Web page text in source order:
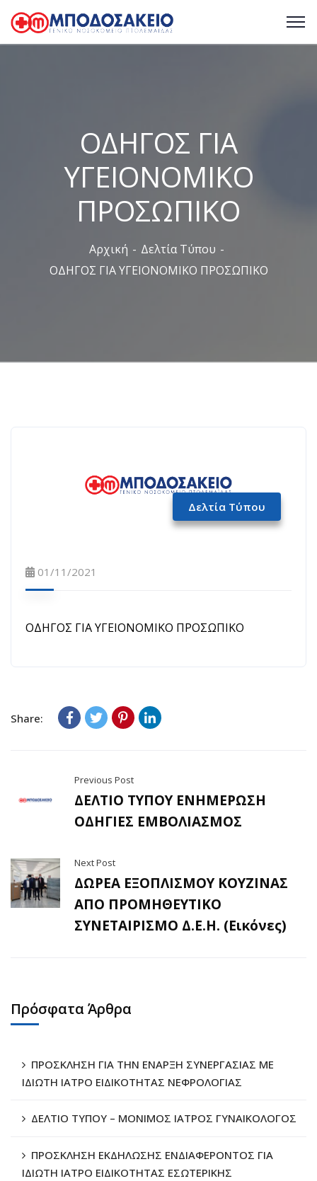
ΟΔΗΓΟΣ ΓΙΑ
ΥΓΕΙΟΝΟΜΙΚΟ
ΠΡΟΣΩΠΙΚΟ
Αρχική
Δελτία Τύπου
ΟΔΗΓΟΣ ΓΙΑ ΥΓΕΙΟΝΟΜΙΚΟ ΠΡΟΣΩΠΙΚΟ
Δελτία Τύπου
01/11/2021
ΟΔΗΓΟΣ ΓΙΑ ΥΓΕΙΟΝΟΜΙΚΟ ΠΡΟΣΩΠΙΚΟ
Share:
Previous Post
ΔΕΛΤΙΟ ΤΥΠΟΥ ΕΝΗΜΕΡΩΣΗ
ΟΔΗΓΙΕΣ ΕΜΒΟΛΙΑΣΜΟΣ
Next Post
ΔΩΡΕΑ ΕΞΟΠΛΙΣΜΟΥ ΚΟΥΖΙΝΑΣ
ΑΠΟ ΠΡΟΜΗΘΕΥΤΙΚΟ
ΣΥΝΕΤΑΙΡΙΣΜΟ Δ.Ε.Η. (Εικόνες)
Πρόσφατα Άρθρα
ΠΡΟΣΚΛΗΣΗ ΓΙΑ ΤΗΝ ΕΝΑΡΞΗ ΣΥΝΕΡΓΑΣΙΑΣ ΜΕ
ΙΔΙΩΤΗ ΙΑΤΡΟ ΕΙΔΙΚΟΤΗΤΑΣ ΝΕΦΡΟΛΟΓΙΑΣ
ΔΕΛΤΙΟ ΤΥΠΟΥ – ΜΟΝΙΜΟΣ ΙΑΤΡΟΣ ΓΥΝΑΙΚΟΛΟΓΟΣ
ΠΡΟΣΚΛΗΣΗ ΕΚΔΗΛΩΣΗΣ ΕΝΔΙΑΦΕΡΟΝΤΟΣ ΓΙΑ
ΙΔΙΩΤΗ ΙΑΤΡΟ ΕΙΔΙΚΟΤΗΤΑΣ ΕΣΩΤΕΡΙΚΗΣ